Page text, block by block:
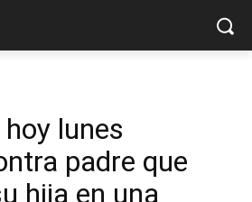
lunes
padre que
hija en una